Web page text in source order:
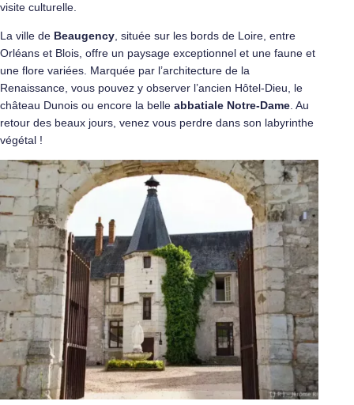
visite culturelle.
La ville de Beaugency, située sur les bords de Loire, entre
Orléans et Blois, offre un paysage exceptionnel et une faune et
une flore variées. Marquée par l’architecture de la
Renaissance, vous pouvez y observer l’ancien Hôtel-Dieu, le
château Dunois ou encore la belle abbatiale Notre-Dame. Au
retour des beaux jours, venez vous perdre dans son labyrinthe
végétal !